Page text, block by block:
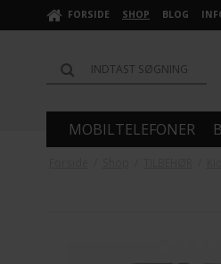
FORSIDE SHOP BLOG
MOBILTELEFONER